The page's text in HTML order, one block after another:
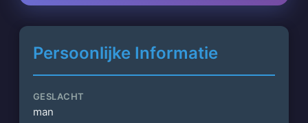
Persoonlijke Informatie
GESLACHT
man